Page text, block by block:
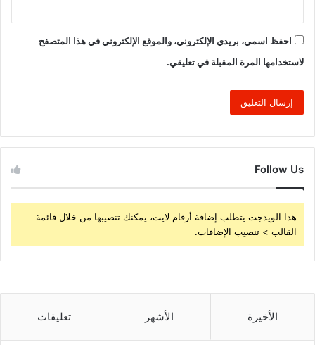
احفظ اسمي، بريدي الإلكتروني، والموقع الإلكتروني في هذا المتصفح
لاستخدامها المرة المقبلة في تعليقي.
Follow Us
هذا الويدجت يتطلب إضافة أرقام لايت، يمكنك تنصيبها من خلال قائمة
القالب > تنصيب الإضافات.
الأخيرة الأشهر تعليقات